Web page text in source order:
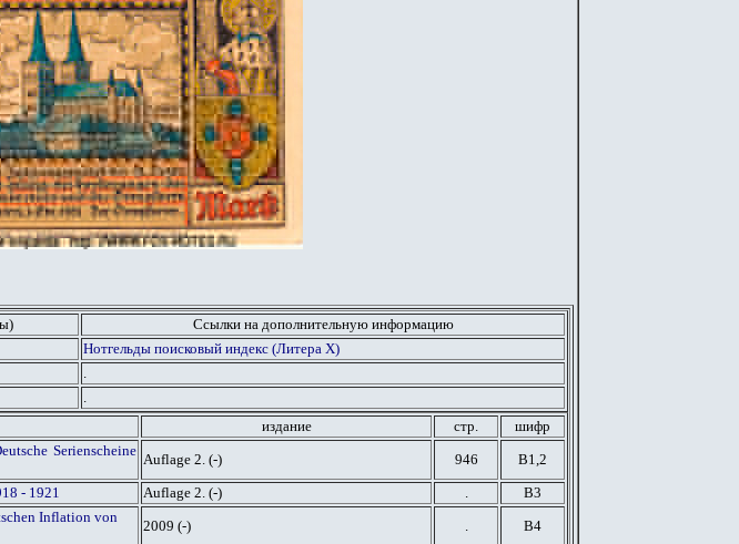
Ссылки на дополнительную информацию
Нотгельды поисковый индекс (Литера Х)
.
.
издание стр.
шифр
Serienscheine
Auflage 2. (-) 946
В1,2
- 1921
Auflage 2. (-) .
В3
Inflation von
2009 (-) .
В4